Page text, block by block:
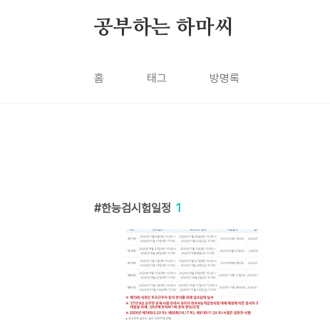
공부하는 하마씨
홈 태그 방명록
한능검시험일정 1